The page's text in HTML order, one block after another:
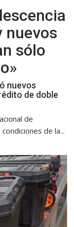
nuevos
sólo
nuevos
de doble
de
de la...